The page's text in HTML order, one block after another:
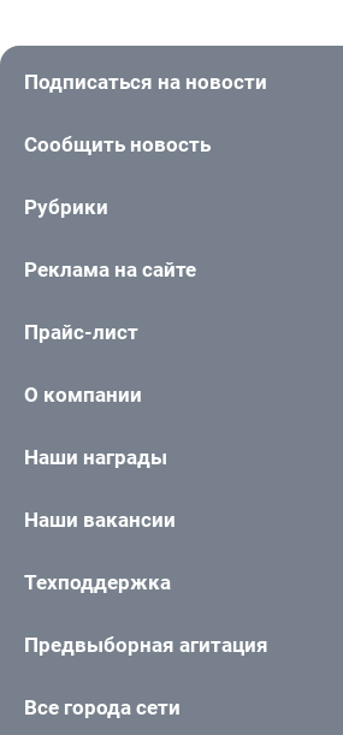
Подписаться на новости
Сообщить новость
Рубрики
Реклама на сайте
Прайс-лист
О компании
Наши награды
Наши вакансии
Техподдержка
Предвыборная агитация
Все города сети